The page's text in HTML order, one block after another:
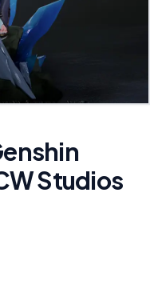
Studios